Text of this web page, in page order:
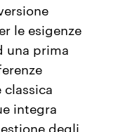
le esigenze
una prima
classica
integra
degli